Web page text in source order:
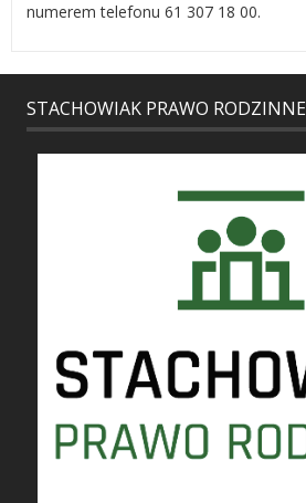
numerem telefonu 61 307 18 00.
STACHOWIAK PRAWO RODZINNE